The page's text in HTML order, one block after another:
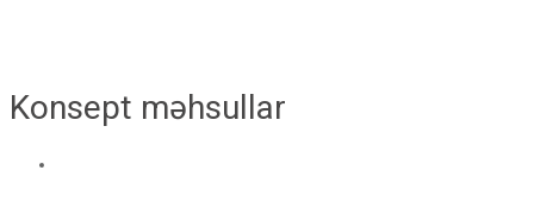
Konsept məhsullar